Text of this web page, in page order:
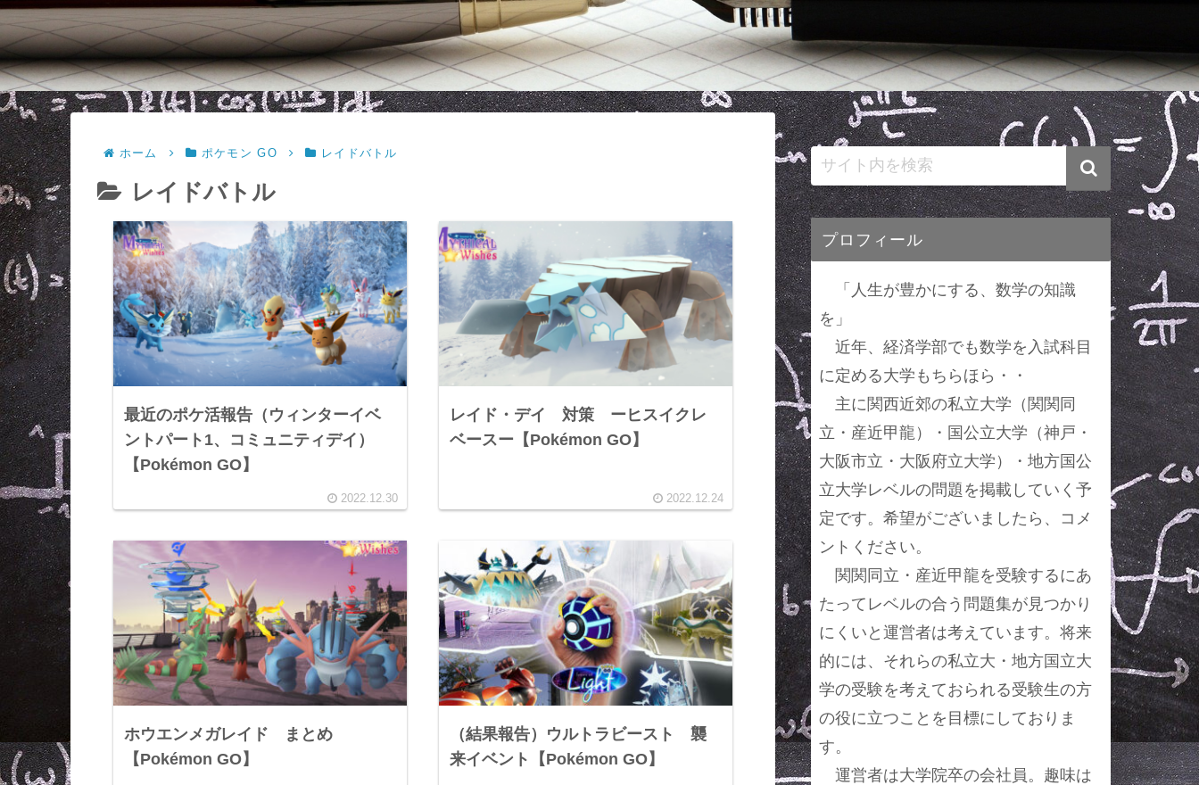
ホーム ポケモン GO レイドバトル
レイドバトル
最近のポケ活報告（ウィンターイベ
ントパート1、コミュニティデイ）
【Pokémon GO】
2022.12.30
レイド・デイ 対策 ーヒスイクレ
ベースー【Pokémon GO】
2022.12.24
ホウエンメガレイド まとめ
【Pokémon GO】
（結果報告）ウルトラビースト 襲
来イベント【Pokémon GO】
プロフィール
「人生が豊かにする、数学の知識
を」
近年、経済学部でも数学を入試科目
に定める大学もちらほら・・
主に関西近郊の私立大学（関関同
立・産近甲龍）・国公立大学（神戸・
大阪市立・大阪府立大学）・地方国公
立大学レベルの問題を掲載していく予
定です。希望がございましたら、コメ
ントください。
関関同立・産近甲龍を受験するにあ
たってレベルの合う問題集が見つかり
にくいと運営者は考えています。将来
的には、それらの私立大・地方国立大
学の受験を考えておられる受験生の方
の役に立つことを目標にしておりま
す。
運営者は大学院卒の会社員。趣味は